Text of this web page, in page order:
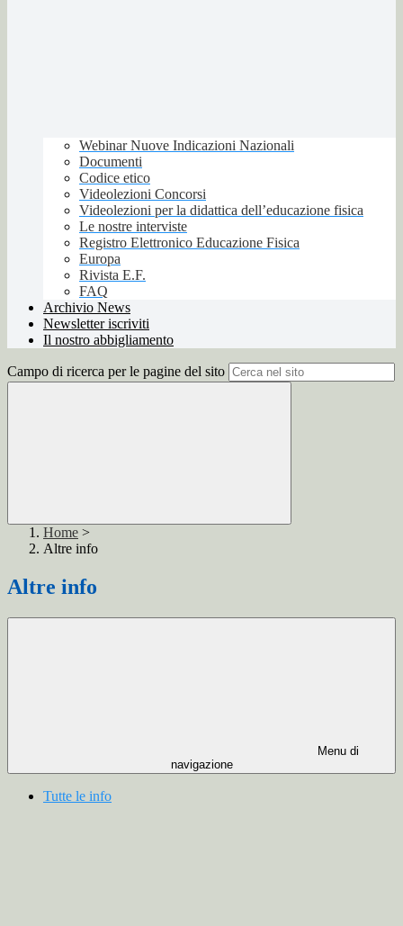
Webinar Nuove Indicazioni Nazionali
Documenti
Codice etico
Videolezioni Concorsi
Videolezioni per la didattica dell’educazione fisica
Le nostre interviste
Registro Elettronico Educazione Fisica
Europa
Rivista E.F.
FAQ
Archivio News
Newsletter iscriviti
Il nostro abbigliamento
Campo di ricerca per le pagine del sito
Home >
Altre info
Altre info
Menu di
navigazione
Tutte le info